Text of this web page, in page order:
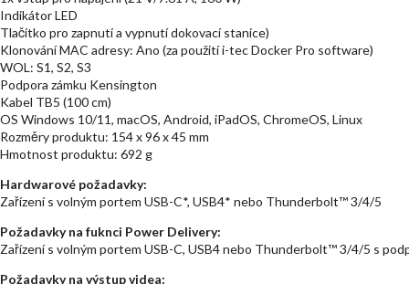
Indikátor LED
Tlačítko pro zapnutí a vypnutí dokovací stanice)
Klonování MAC adresy: Ano (za použití i-tec Docker Pro software)
WOL: S1, S2, S3
Podpora zámku Kensington
Kabel TB5 (100 cm)
OS Windows 10/11, macOS, Android, iPadOS, ChromeOS, Linux
Rozměry produktu: 154 x 96 x 45 mm
Hmotnost produktu: 692 g
Hardwarové požadavky:
Zařízení s volným portem USB-C*, USB4* nebo Thunderbolt™ 3/4/5
Požadavky na fuknci Power Delivery:
Zařízení s volným portem USB-C, USB4 nebo Thunderbolt™ 3/4/5 s
Požadavky na výstup videa: